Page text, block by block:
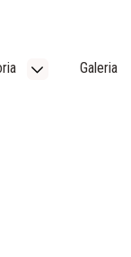
Galeria